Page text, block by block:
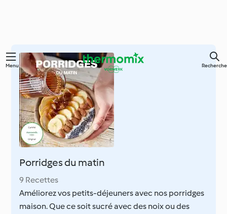
Skip
content
Menu Recherche
Porridges du matin
9 Recettes
Améliorez vos petits-déjeuners avec nos porridges
maison. Que ce soit sucré avec des noix ou des